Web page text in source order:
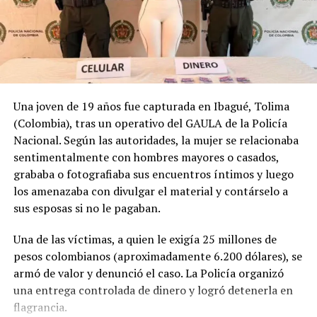
cuestión de horas, y también cómo el destino a veces
llega antes que la venta.
Las redes continúan especulando sobre si el propietario
logró o no concretar la venta y sobre las circunstancias
exactas del choque.
Una joven de 19 años fue capturada en Ibagué, Tolima
(Colombia), tras un operativo del GAULA de la Policía
Nacional. Según las autoridades, la mujer se relacionaba
sentimentalmente con hombres mayores o casados,
grababa o fotografiaba sus encuentros íntimos y luego
los amenazaba con divulgar el material y contárselo a
sus esposas si no le pagaban.
Una de las víctimas, a quien le exigía 25 millones de
pesos colombianos (aproximadamente 6.200 dólares), se
armó de valor y denunció el caso. La Policía organizó
una entrega controlada de dinero y logró detenerla en
flagrancia.